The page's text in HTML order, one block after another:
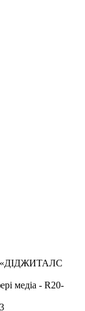
«ДІДЖИТАЛС
медіа - R20-